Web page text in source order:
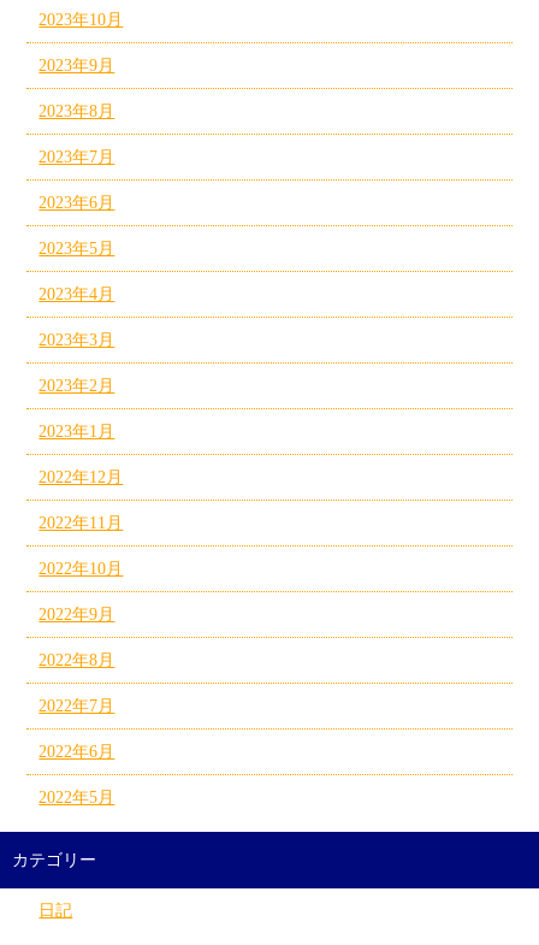
2023年10月
2023年9月
2023年8月
2023年7月
2023年6月
2023年5月
2023年4月
2023年3月
2023年2月
2023年1月
2022年12月
2022年11月
2022年10月
2022年9月
2022年8月
2022年7月
2022年6月
2022年5月
カテゴリー
日記